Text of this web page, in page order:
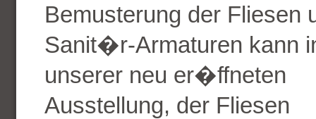
Bemusterung der Fliesen
Sanit�r-Armaturen kann
unserer neu er�ffneten
Ausstellung, der Fliesen